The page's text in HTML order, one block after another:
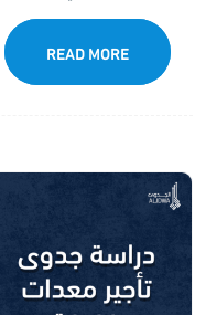
READ MORE